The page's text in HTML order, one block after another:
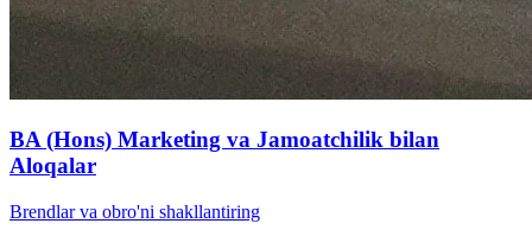
BA (Hons) Marketing va Jamoatchilik bilan
Aloqalar
Brendlar va obro'ni shakllantiring